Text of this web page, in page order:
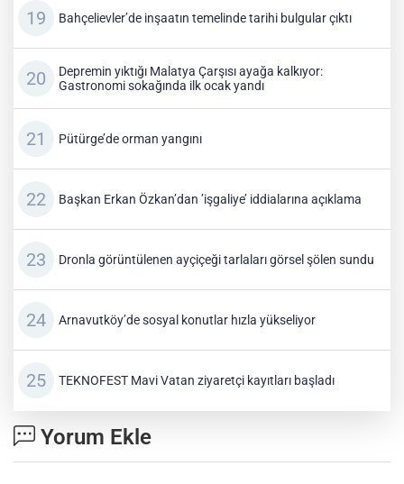
Bahçelievler’de inşaatın temelinde tarihi bulgular çıktı
Depremin yıktığı Malatya Çarşısı ayağa kalkıyor:
Gastronomi sokağında ilk ocak yandı
Pütürge’de orman yangını
Başkan Erkan Özkan’dan ’işgaliye’ iddialarına açıklama
Dronla görüntülenen ayçiçeği tarlaları görsel şölen sundu
Arnavutköy’de sosyal konutlar hızla yükseliyor
TEKNOFEST Mavi Vatan ziyaretçi kayıtları başladı
Yorum Ekle